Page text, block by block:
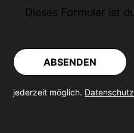
Dieses Formular ist
ABSENDEN
jederzeit möglich.